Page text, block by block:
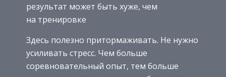
результат может быть хуже, чем
на тренировке
Здесь полезно притормаживать. Не нужно
усиливать стресс. Чем больше
соревновательный опыт, тем больше